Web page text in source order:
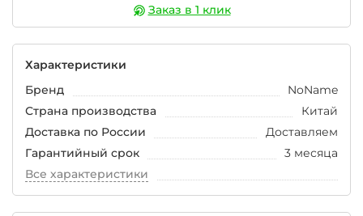
Заказ в 1 клик
Характеристики
Бренд
NoName
Страна производства
Китай
Доставка по России
Доставляем
Гарантийный срок
3 месяца
Все характеристики